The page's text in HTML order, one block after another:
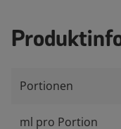
Portionen
ml pro Portion